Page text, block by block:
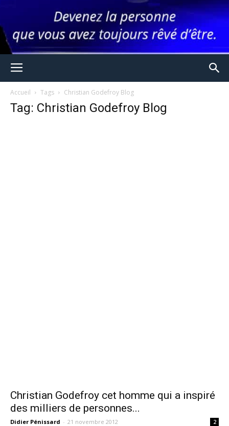
Accueil Tags Christian Godefroy Blog
Tag: Christian Godefroy Blog
Christian Godefroy cet homme qui a inspiré
des milliers de personnes...
Didier Pénissard - 21 novembre 2012 2